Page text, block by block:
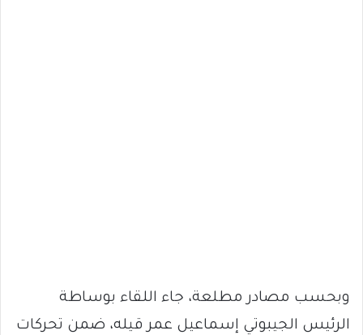
وبحسب مصادر مطلعة، جاء اللقاء بوساطة
الرئيس الجيبوتي إسماعيل عمر قيله، ضمن تحركات